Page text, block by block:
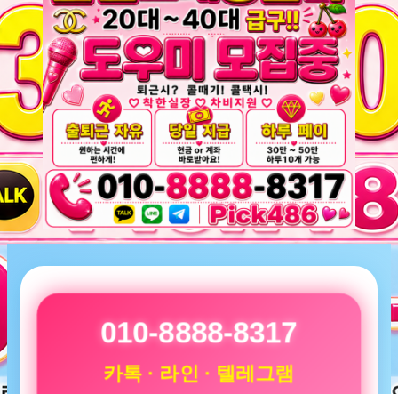
010-8888-8317
카톡 · 라인 · 텔레그램